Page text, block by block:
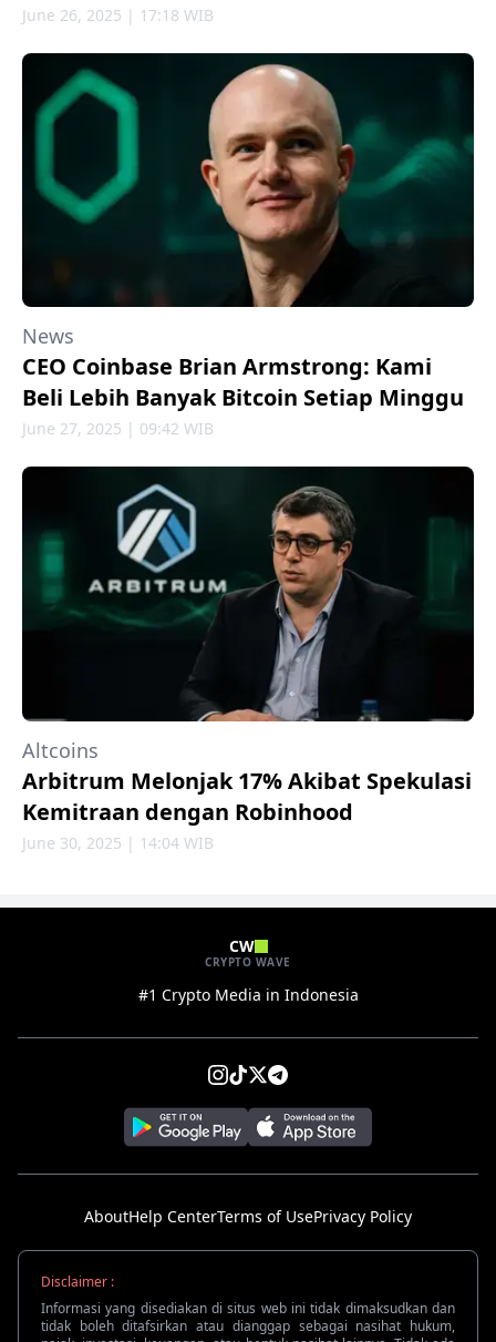
June 26, 2025 | 17:18 WIB
News
CEO Coinbase Brian Armstrong: Kami
Beli Lebih Banyak Bitcoin Setiap Minggu
June 27, 2025 | 09:42 WIB
Altcoins
Arbitrum Melonjak 17% Akibat Spekulasi
Kemitraan dengan Robinhood
June 30, 2025 | 14:04 WIB
CW
CRYPTO WAVE
#1 Crypto Media in Indonesia
AboutHelp CenterTerms of UsePrivacy Policy
Disclaimer :
Informasi yang disediakan di situs web ini tidak dimaksudkan dan
tidak boleh ditafsirkan atau dianggap sebagai nasihat hukum,